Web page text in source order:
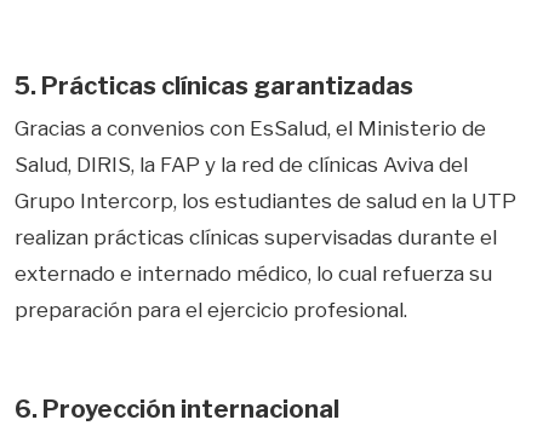
5. Prácticas clínicas garantizadas
Gracias a convenios con EsSalud, el Ministerio de
Salud, DIRIS, la FAP y la red de clínicas Aviva del
Grupo Intercorp, los estudiantes de salud en la UTP
realizan prácticas clínicas supervisadas durante el
externado e internado médico, lo cual refuerza su
preparación para el ejercicio profesional.
6. Proyección internacional